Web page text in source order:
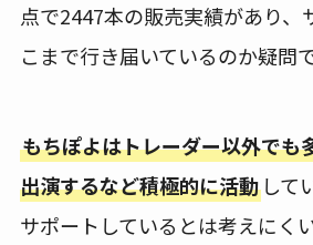
点で2447本の販売実績があり、
こまで行き届いているのか疑問で
もちぽよはトレーダー以外でも
出演するなど積極的に活動して
サポートしているとは考えにく